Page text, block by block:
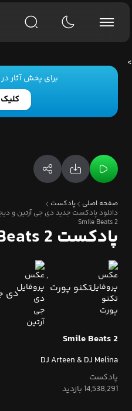
برای پخش آثار
صفحه اصلی
پادکست
دانلود پادکست جدید دی جی آرتین و
Smile Beats 2
پادکست Smile Beats 2
تکنو پورت
,
دی
Smile Beats 2
DJ Arteen & DJ Melina
پادکست
14,538,291 بازدید
>